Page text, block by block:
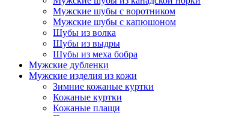
Мужские шубы с воротником
Мужские шубы с капюшоном
Шубы из волка
Шубы из выдры
Шубы из меха бобра
Мужские дубленки
Мужские изделия из кожи
Зимние кожаные куртки
Кожаные куртки
Кожаные плащи